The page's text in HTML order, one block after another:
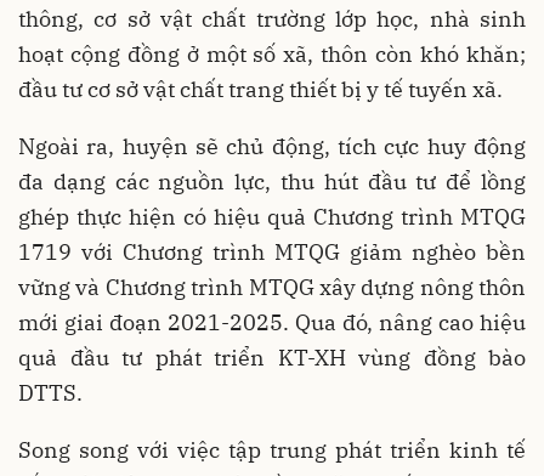
thông, cơ sở vật chất trường lớp học, nhà sinh
hoạt cộng đồng ở một số xã, thôn còn khó khăn;
đầu tư cơ sở vật chất trang thiết bị y tế tuyến xã.
Ngoài ra, huyện sẽ chủ động, tích cực huy động
đa dạng các nguồn lực, thu hút đầu tư để lồng
ghép thực hiện có hiệu quả Chương trình MTQG
1719 với Chương trình MTQG giảm nghèo bền
vững và Chương trình MTQG xây dựng nông thôn
mới giai đoạn 2021-2025. Qua đó, nâng cao hiệu
quả đầu tư phát triển KT-XH vùng đồng bào
DTTS.
Song song với việc tập trung phát triển kinh tế